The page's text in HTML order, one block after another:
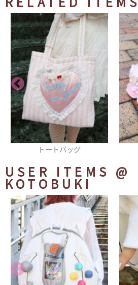
サンダル
USER ITEMS @
KOTOBUKI